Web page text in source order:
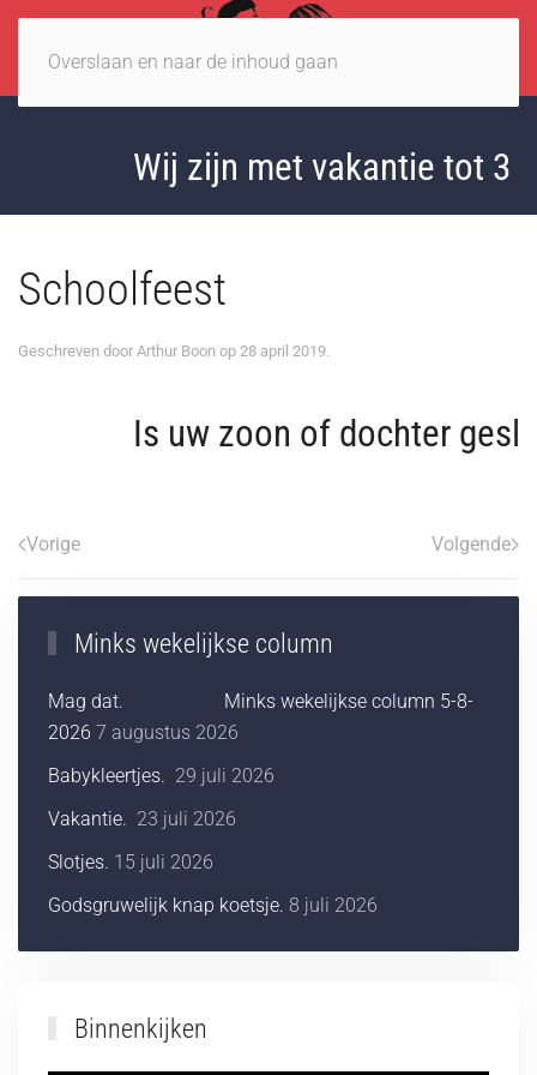
Overslaan en naar de inhoud gaan
Wij zijn met vakantie tot 3
Schoolfeest
Geschreven door Arthur Boon op 28 april 2019.
Is uw zoon of dochter
Vorige Volgende
Minks wekelijkse column
Mag dat. Minks wekelijkse column 5-8-
2026 7 augustus 2026
Babykleertjes. 29 juli 2026
Vakantie. 23 juli 2026
Slotjes. 15 juli 2026
Godsgruwelijk knap koetsje. 8 juli 2026
Binnenkijken